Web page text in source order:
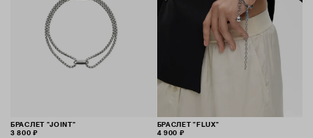
БРАСЛЕТ "JOINT"
3 800 ₽
БРАСЛЕТ "FLUX"
4 900 ₽